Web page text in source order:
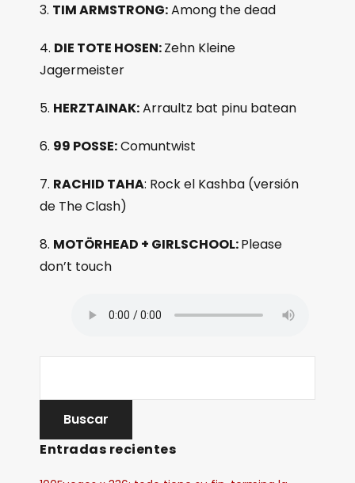
3. TIM ARMSTRONG:Among the dead
4. DIE TOTE HOSEN:Zehn Kleine
Jagermeister
5. HERZTAINAK:Arraultz bat pinu batean
6. 99 POSSE:Comuntwist
7. RACHID TAHA: Rock el Kashba (versión
de The Clash)
8. MOTÖRHEAD + GIRLSCHOOL:Please
don’t touch
Entradas recientes